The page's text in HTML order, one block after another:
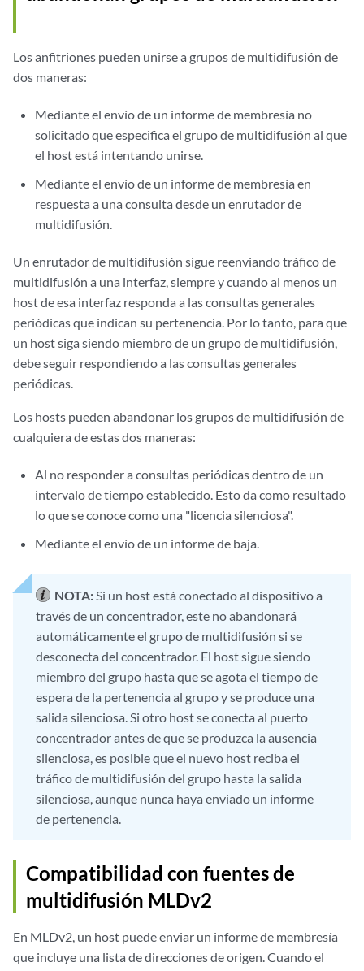
Los anfitriones pueden unirse a grupos de multidifusión de
dos maneras:
Mediante el envío de un informe de membresía no
solicitado que especifica el grupo de multidifusión al que
el host está intentando unirse.
Mediante el envío de un informe de membresía en
respuesta a una consulta desde un enrutador de
multidifusión.
Un enrutador de multidifusión sigue reenviando tráfico de
multidifusión a una interfaz, siempre y cuando al menos un
host de esa interfaz responda a las consultas generales
periódicas que indican su pertenencia. Por lo tanto, para que
un host siga siendo miembro de un grupo de multidifusión,
debe seguir respondiendo a las consultas generales
periódicas.
Los hosts pueden abandonar los grupos de multidifusión de
cualquiera de estas dos maneras:
Al no responder a consultas periódicas dentro de un
intervalo de tiempo establecido. Esto da como resultado
lo que se conoce como una "licencia silenciosa".
Mediante el envío de un informe de baja.
NOTA: Si un host está conectado al dispositivo a
través de un concentrador, este no abandonará
automáticamente el grupo de multidifusión si se
desconecta del concentrador. El host sigue siendo
miembro del grupo hasta que se agota el tiempo de
espera de la pertenencia al grupo y se produce una
salida silenciosa. Si otro host se conecta al puerto
concentrador antes de que se produzca la ausencia
silenciosa, es posible que el nuevo host reciba el
tráfico de multidifusión del grupo hasta la salida
silenciosa, aunque nunca haya enviado un informe
de pertenencia.
Compatibilidad con fuentes de
multidifusión MLDv2
En MLDv2, un host puede enviar un informe de membresía
que incluye una lista de direcciones de origen. Cuando el